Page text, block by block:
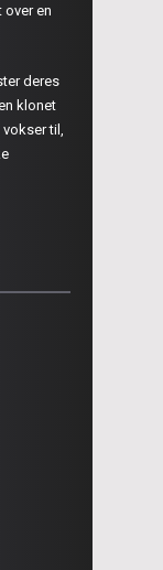
over en
deres
klonet
til,